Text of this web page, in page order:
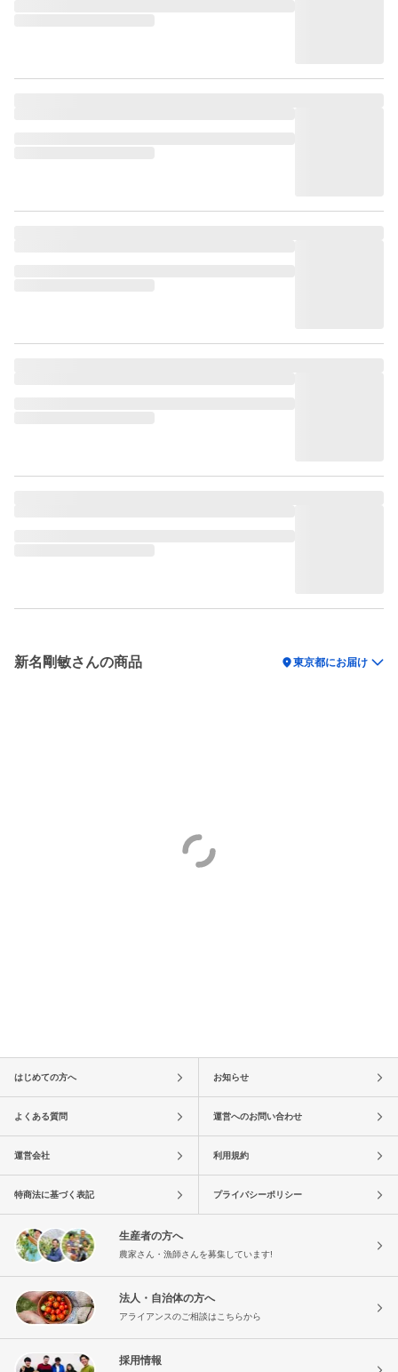
新名剛敏さんの商品 location_on東京都にお届け
はじめての方へ お知らせ
よくある質問 運営へのお問い合わせ
運営会社 利用規約
特商法に基づく表記 プライバシーポリシー
生産者の方へ
農家さん・漁師さんを募集しています!
法人・自治体の方へ
アライアンスのご相談はこちらから
採用情報